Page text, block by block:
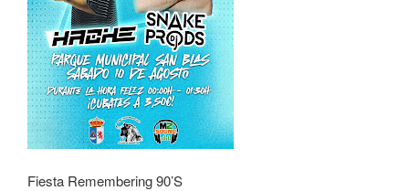
Fiesta Remembering 90’S